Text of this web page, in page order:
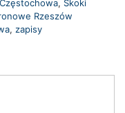
, Skoki
Rzeszów
, zapisy